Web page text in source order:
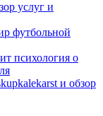
услуг и
футбольной
психология о
и обзор